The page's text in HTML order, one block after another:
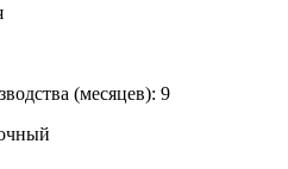
(месяцев): 9